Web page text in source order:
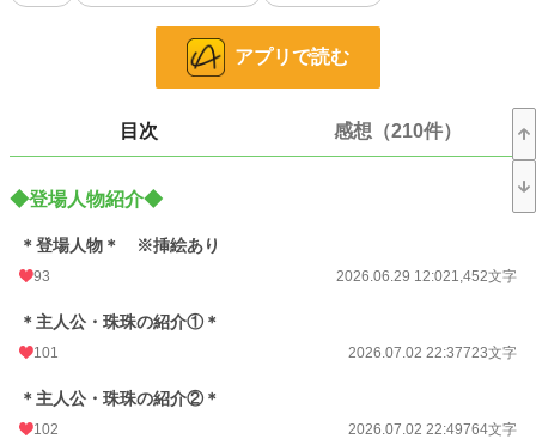
自殺にしては不自然な皇后の寝所で、珠珠は“背の高い影”と、戸口ではない“どこ
『皇后自害』の筋書きに、ひびを入れるには十分な違和感だった。
下っ端宮女・珠珠のささやき(ぼやき多め)は、やがて禁軍司を率いる皇弟・靖衡
(靖王)の耳に届く。ただ、平穏に暮らしたいだけの珠珠は、皇弟の「目」として
軽口で、『皇后自害事件』の裏にある後宮の闇と謎を見抜いていく倒叙ミステリ
✴️設定などは独自の世界観でご都合主義。あくまでも妄想の産物となります。
✴️中華風ではありますが、あくまでも“風”なので名前は日本語の読みのままでい
アプリで読む
目次 感想（210件）
◆登場人物紹介◆
＊登場人物＊ ※挿絵あり
93 2026.06.29 12:021,452文字
＊主人公・珠珠の紹介①＊
101 2026.07.02 22:37723文字
＊主人公・珠珠の紹介②＊
102 2026.07.02 22:49764文字